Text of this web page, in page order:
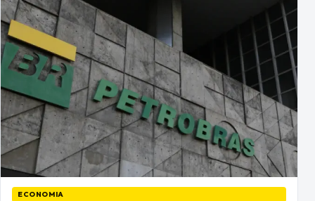
ECONOMIA